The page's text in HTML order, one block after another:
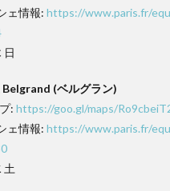
ェ情報: https://www.paris.fr/
日
Belgrand (ベルグラン)
: https://goo.gl/maps/
ェ情報: https://www.paris.fr/
土